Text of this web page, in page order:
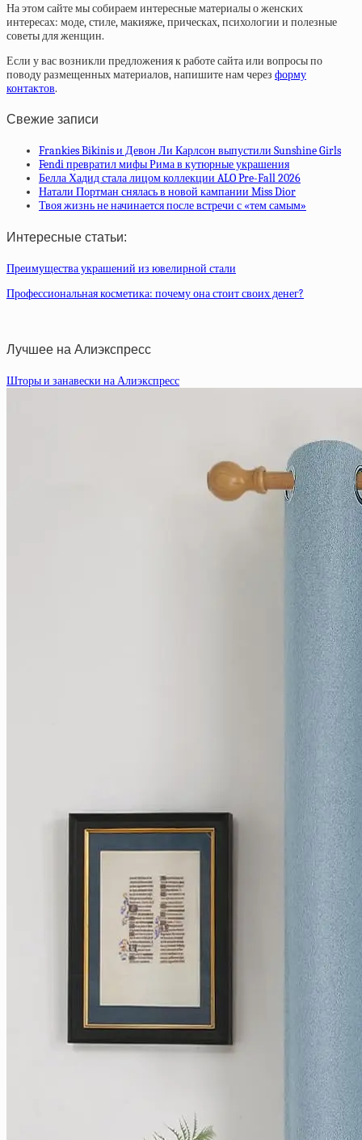
На этом сайте мы собираем интересные материалы о женских
интересах: моде, стиле, макияже, прическах, психологии и полезные
советы для женщин.
Если у вас возникли предложения к работе сайта или вопросы по
поводу размещенных материалов, напишите нам через форму
контактов.
Свежие записи
Frankies Bikinis и Девон Ли Карлсон выпустили Sunshine Girls
Fendi превратил мифы Рима в кутюрные украшения
Белла Хадид стала лицом коллекции ALO Pre-Fall 2026
Натали Портман снялась в новой кампании Miss Dior
Твоя жизнь не начинается после встречи с «тем самым»
Интересные статьи:
Преимущества украшений из ювелирной стали
Профессиональная косметика: почему она стоит своих денег?
Лучшее на Алиэкспресс
Шторы и занавески на Алиэкспресс